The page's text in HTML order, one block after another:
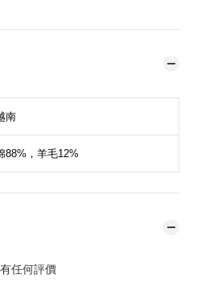
南
88%，羊毛12%
任何評價